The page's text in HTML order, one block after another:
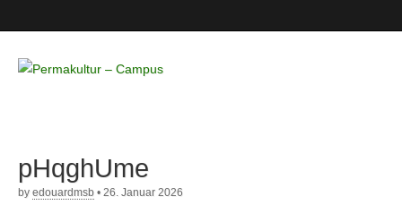
– Campus
pHqghUme
by edouardmsb • 26. Januar 2026